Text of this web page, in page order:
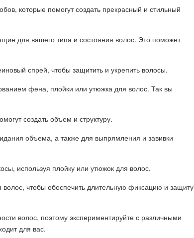
которые помогут создать прекрасный и стильный
для вашего типа и состояния волос. Это поможет
спрей, чтобы защитить и укрепить волосы.
фена, плойки или утюжка для волос. Так вы
создать объем и структуру.
объема, а также для выпрямления и завивки
используя плойку или утюжок для волос.
чтобы обеспечить длительную фиксацию и защиту
волос, поэтому экспериментируйте с различными
для вас.